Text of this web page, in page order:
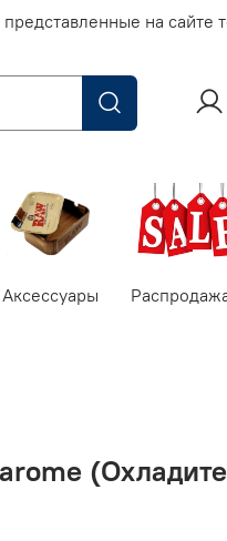
представленные на сайте
Аксессуары